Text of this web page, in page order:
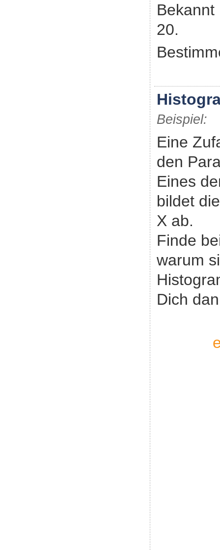
20.
Beispiel:
Eine
den
Eines
bildet
X ab.
Finde
warum
Dich